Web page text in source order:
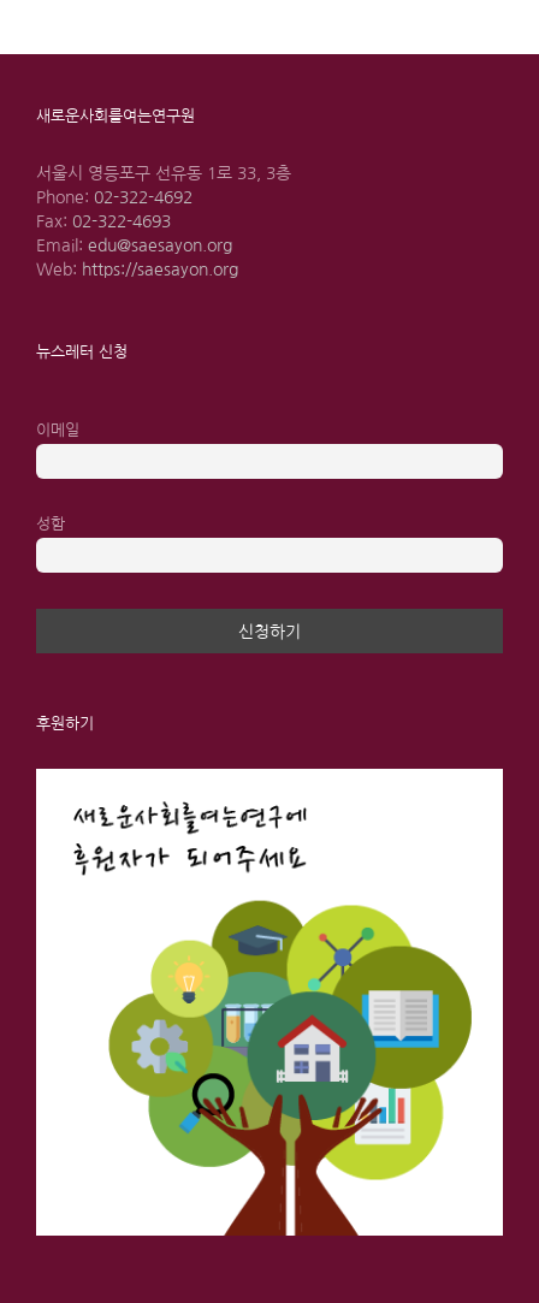
새로운사회를여는연구원
서울시 영등포구 선유동 1로 33, 3층
Phone: 02-322-4692
Fax: 02-322-4693
Email: edu@saesayon.org
Web: https://saesayon.org
뉴스레터 신청
이메일
성함
후원하기